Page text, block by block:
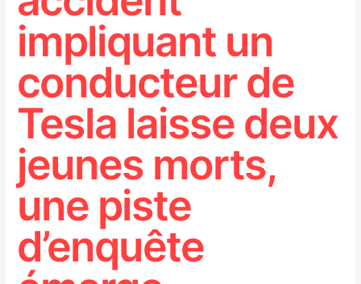
impliquant un
conducteur de
Tesla laisse deux
jeunes morts,
une piste
d’enquête